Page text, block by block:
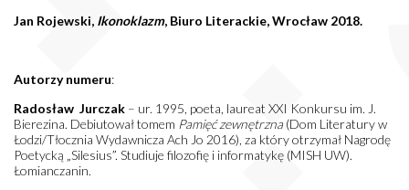
Jan Rojewski, Ikonoklazm, Biuro Literackie, Wrocław 2018.
Autorzy numeru:
Radosław Jurczak – ur. 1995, poeta, laureat XXI Konkursu im. J.
Bierezina. Debiutował tomem Pamięć zewnętrzna (Dom Literatury w
Łodzi/Tłocznia Wydawnicza Ach Jo 2016), za który otrzymał Nagrodę
Poetycką „Silesius”. Studiuje filozofię i informatykę (MISH UW).
Łomianczanin.